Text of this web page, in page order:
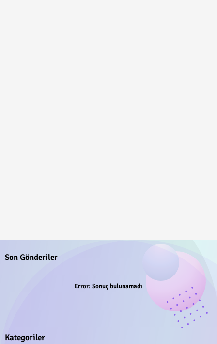
Son Gönderiler
Error: Sonuç bulunamadı
Kategoriler